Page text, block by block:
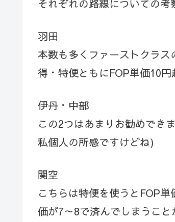
それぞれの路線についての考
羽田
本数も多くファーストクラ
得・特便ともにFOP単価10
伊丹・中部
この2つはあまりお勧めでき
私個人の所感ですけどね)
関空
こちらは特便を使うとFOP
価が7～8で済んでしまうこ